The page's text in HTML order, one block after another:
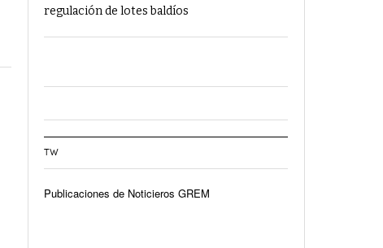
regulación de lotes baldíos
TW
Publicaciones de Noticieros GREM